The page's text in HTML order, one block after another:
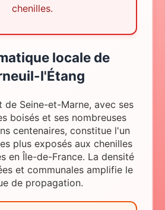
chenilles.
locale de
l'Étang
de Seine-et-Marne, avec ses
boisés et ses nombreuses
centenaires, constitue l'un
plus exposés aux chenilles
en Île-de-France. La densité
et communales amplifie le
de propagation.